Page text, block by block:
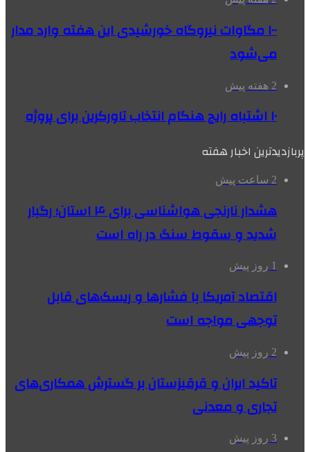
۱۰۰ مگاوات نیروگاه‌ خورشیدی این هفته وارد مدار
می‌شود
2 هفته پیش
۱۰ اشتباه رایج هنگام انتخاب تاورکرین برای پروژه
پربازدیدترین اخبار هفته
2 ساعت پیش
هشدار نارنجی هواشناسی برای ۴ استان؛ رگبار
شدید و سقوط سنگ در راه است
1 روز پیش
اقتصاد آمریکا با فشارها و ریسک‌های قابل
توجهی مواجه است
2 روز پیش
تاکید ایران و قرقیزستان بر گسترش همکاری‌های
تجاری و معدنی
3 روز پیش